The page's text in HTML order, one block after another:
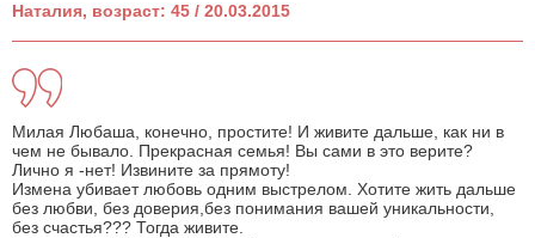
Наталия, возраст: 45 / 20.03.2015
Милая Любаша, конечно, простите! И живите дальше, как ни в
чем не бывало. Прекрасная семья! Вы сами в это верите?
Лично я -нет! Извините за прямоту!
Измена убивает любовь одним выстрелом. Хотите жить дальше
без любви, без доверия,без понимания вашей уникальности,
без счастья??? Тогда живите.